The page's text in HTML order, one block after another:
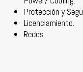
Protección y
Licenciamiento.
Redes.